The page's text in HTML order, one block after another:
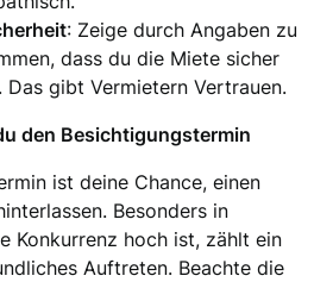
: Zeige durch Angaben zu
dass du die Miete sicher
Das gibt Vermietern Vertrauen.
den Besichtigungstermin
ist deine Chance, einen
Besonders in
Konkurrenz hoch ist, zählt ein
Auftreten. Beachte die